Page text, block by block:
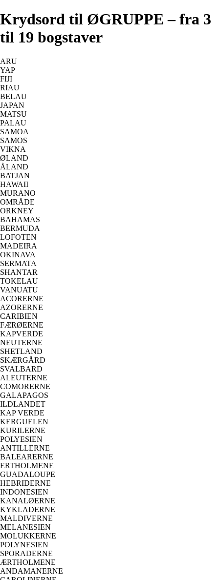
Krydsord til ØGRUPPE – fra 3
til 19 bogstaver
ARU
YAP
FIJI
RIAU
BELAU
JAPAN
MATSU
PALAU
SAMOA
SAMOS
VIKNA
ØLAND
ÅLAND
BATJAN
HAWAII
MURANO
OMRÅDE
ORKNEY
BAHAMAS
BERMUDA
LOFOTEN
MADEIRA
OKINAVA
SERMATA
SHANTAR
TOKELAU
VANUATU
ACORERNE
AZORERNE
CARIBIEN
FÆRØERNE
KAPVERDE
NEUTERNE
SHETLAND
SKÆRGÅRD
SVALBARD
ALEUTERNE
COMORERNE
GALAPAGOS
ILDLANDET
KAP VERDE
KERGUELEN
KURILERNE
POLYESIEN
ANTILLERNE
BALEARERNE
ERTHOLMENE
GUADALOUPE
HEBRIDERNE
INDONESIEN
KANALØERNE
KYKLADERNE
MALDIVERNE
MELANESIEN
MOLUKKERNE
POLYNESIEN
SPORADERNE
ÆRTHOLMENE
ANDAMANERNE